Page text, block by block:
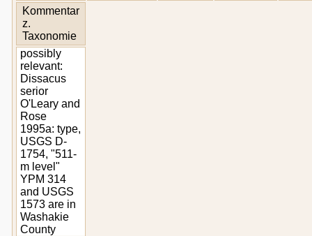
Kommentar
z.
Taxonomie
possibly
relevant:
Dissacus
serior
O'Leary and
Rose
1995a: type,
USGS D-
1754, "511-
m level"
YPM 314
and USGS
1573 are in
Washakie
County